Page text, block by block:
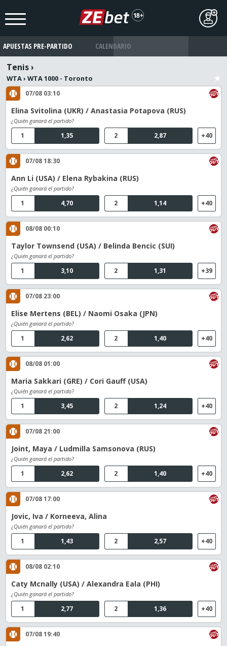
APUESTAS PRE-PARTIDO CALENDARIO
Tenis›
WTA› WTA 1000 - Toronto
07/08 03:10
Elina Svitolina (UKR) / Anastasia Potapova (RUS)
¿Quién ganará el partido?
1,35
1 2,87
2 +40
07/08 18:30
Ann Li (USA) / Elena Rybakina (RUS)
¿Quién ganará el partido?
4,70
1 1,14
2 +40
08/08 00:10
Taylor Townsend (USA) / Belinda Bencic (SUI)
¿Quién ganará el partido?
3,10
1 1,31
2 +39
07/08 23:00
Elise Mertens (BEL) / Naomi Osaka (JPN)
¿Quién ganará el partido?
2,62
1 1,40
2 +40
08/08 01:00
Maria Sakkari (GRE) / Cori Gauff (USA)
¿Quién ganará el partido?
3,45
1 1,24
2 +40
07/08 21:00
Joint, Maya / Ludmilla Samsonova (RUS)
¿Quién ganará el partido?
2,62
1 1,40
2 +40
07/08 17:00
Jovic, Iva / Korneeva, Alina
¿Quién ganará el partido?
1,43
1 2,57
2 +40
08/08 02:10
Caty Mcnally (USA) / Alexandra Eala (PHI)
¿Quién ganará el partido?
2,77
1 1,36
2 +40
07/08 19:40